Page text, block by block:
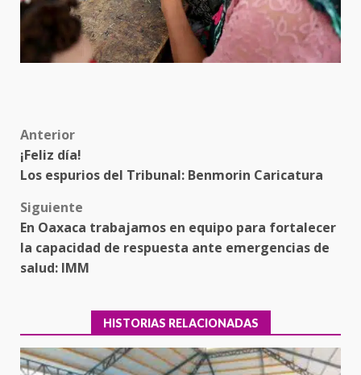
Post
navigation
Anterior
¡Feliz día!
Los espurios del Tribunal: Benmorin Caricatura
Siguiente
En Oaxaca trabajamos en equipo para fortalecer
la capacidad de respuesta ante emergencias de
salud: IMM
HISTORIAS RELACIONADAS